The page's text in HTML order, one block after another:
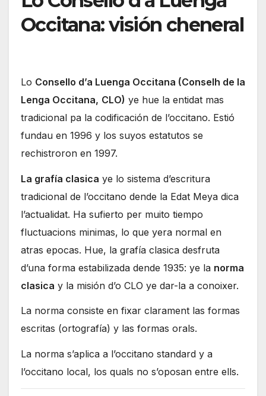
Occitana: visión cheneral
Lo Consello d’a Luenga Occitana (Conselh de la
Lenga Occitana, CLO) ye hue la entidat mas
tradicional pa la codificación de l’occitano. Estió
fundau en 1996 y los suyos estatutos se
rechistroron en 1997.
La grafía clasica ye lo sistema d’escritura
tradicional de l’occitano dende la Edat Meya dica
l’actualidat. Ha sufierto per muito tiempo
fluctuacions minimas, lo que yera normal en
atras epocas. Hue, la grafía clasica desfruta
d’una forma estabilizada dende 1935: ye la norma
clasica y la misión d’o CLO ye dar-la a conoixer.
La norma consiste en fixar clarament las formas
escritas (ortografía) y las formas orals.
La norma s’aplica a l’occitano standard y a
l’occitano local, los quals no s’oposan entre ells.